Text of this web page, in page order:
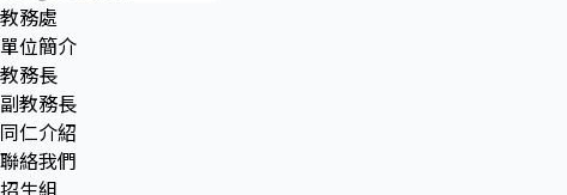
Toggle navigation
教務處
單位簡介
教務長
副教務長
同仁介紹
聯絡我們
招生組